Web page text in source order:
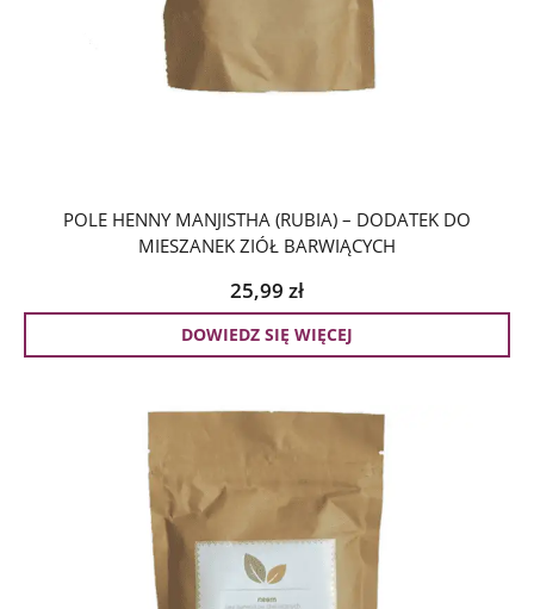
POLE HENNY MANJISTHA (RUBIA) – DODATEK DO
MIESZANEK ZIÓŁ BARWIĄCYCH
25,99 zł
DOWIEDZ SIĘ WIĘCEJ